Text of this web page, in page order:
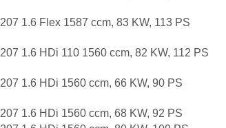
207 1.6 Flex 1587 ccm, 83 KW, 113 PS
207 1.6 HDi 110 1560 ccm, 82 KW, 112 PS
207 1.6 HDi 1560 ccm, 66 KW, 90 PS
207 1.6 HDi 1560 ccm, 68 KW, 92 PS